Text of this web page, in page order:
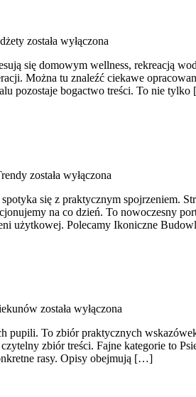
została wyłączona
się domowym wellness, rekreacją
Można tu znaleźć ciekawe
pozostaje bogactwo treści. To nie
została wyłączona
się z praktycznym spojrzeniem.
na co dzień. To nowoczesny
użytkowej. Polecamy Ikoniczne
została wyłączona
pupili. To zbiór praktycznych
zbiór treści. Fajne kategorie to
rasy. Opisy obejmują […]